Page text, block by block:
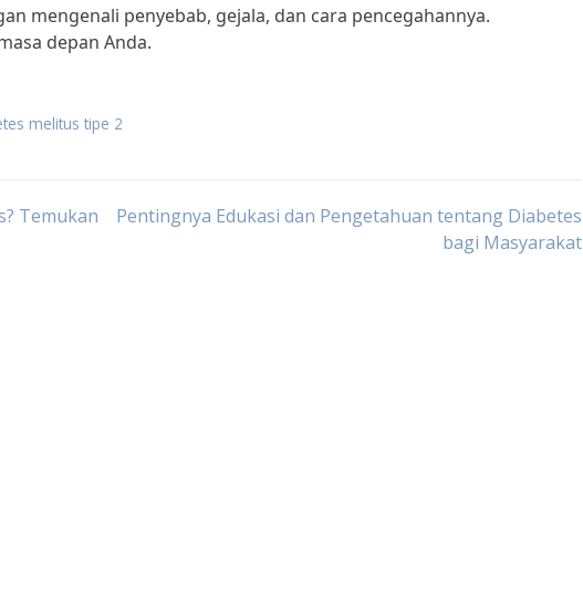
mengenali penyebab, gejala, dan cara pencegahannya.
depan Anda.
melitus tipe 2
Temukan
Pentingnya Edukasi dan Pengetahuan tentang Diabetes
bagi Masyarakat